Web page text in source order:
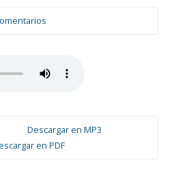
Descargar en MP3
en PDF